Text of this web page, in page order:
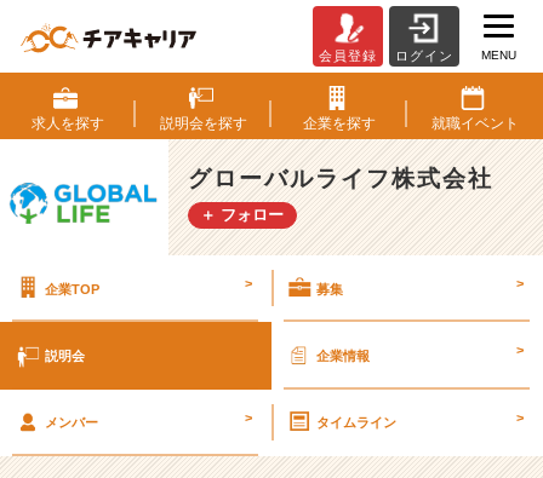
ロ
ー
バ
ル
ラ
イ
会
説
会員登録 ログイン MENU
求人を探す 説明会を探す 企業を探す 就職イベント
グローバルライフ株式会社
＋ フォロー
企業TOP > 募集 >
説明会 企業情報 >
メンバー > タイムライン >